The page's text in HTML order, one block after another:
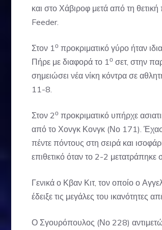
και στο Χάβιροφ μετά από τη
Feeder.
Στον 1ο προκριματικό γύρο ήταν
Πήρε με διαφορά το 1ο σετ, στην
σημειώσει νέα νίκη κόντρα σε
11-8.
Στον 2ο προκριματικό υπήρχε
από το Χονγκ Κονγκ (Νο 171).
πέντε πόντους στη σειρά και
επιθετικό όταν το 2-2 μετατράπηκε
Γενικά ο Κβαν Κιτ, τον οποίο ο
έδειξε τις μεγάλες του
Ο Σγουρόπουλος (Νο 228)